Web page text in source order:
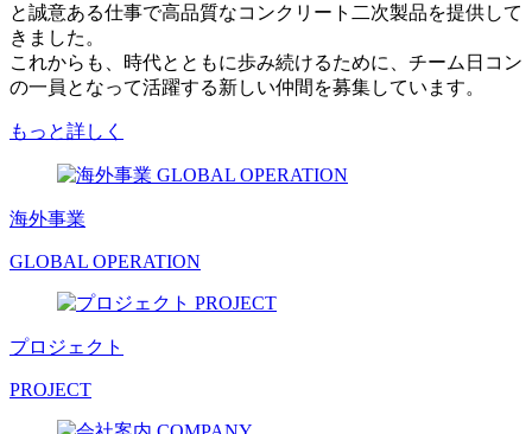
と誠意ある仕事で高品質なコンクリート二次製品を提供して
きました。
これからも、時代とともに歩み続けるために、チーム日コン
の一員となって活躍する新しい仲間を募集しています。
もっと詳しく
海外事業
GLOBAL OPERATION
プロジェクト
PROJECT